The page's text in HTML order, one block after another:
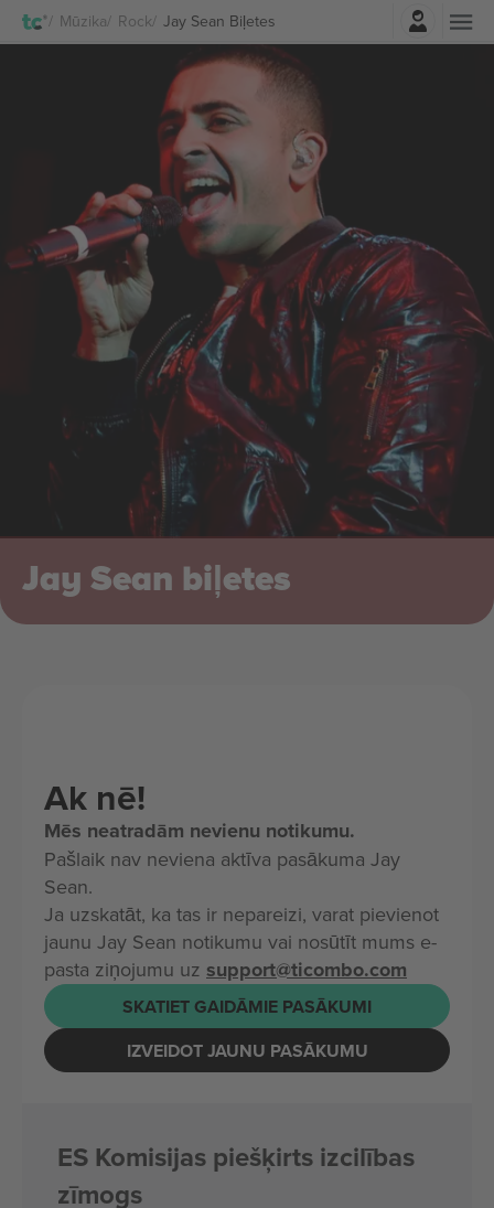
Mūzika Rock Jay Sean BiļetesPierakstīties
Jay Sean biļetes
Ak nē!
Mēs neatradām nevienu notikumu.
Pašlaik nav neviena aktīva pasākuma Jay
Sean.
Ja uzskatāt, ka tas ir nepareizi, varat pievienot
jaunu Jay Sean notikumu vai nosūtīt mums e-
pasta ziņojumu uz support@ticombo.com
SKATIET GAIDĀMIE PASĀKUMI
IZVEIDOT JAUNU PASĀKUMU
ES Komisijas piešķirts izcilības
zīmogs